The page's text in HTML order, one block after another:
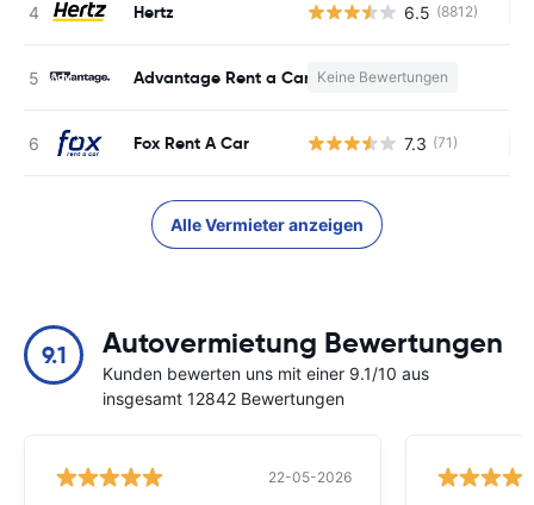
Hertz 6.5 (8812)
Advantage Rent a Car Keine Bewertungen
Fox Rent A Car 7.3 (71)
Alle Vermieter anzeigen
9.1 Autovermietung Bewertungen
Kunden bewerten uns mit einer 9.1/10 aus
insgesamt 12842 Bewertungen
22-05-2026